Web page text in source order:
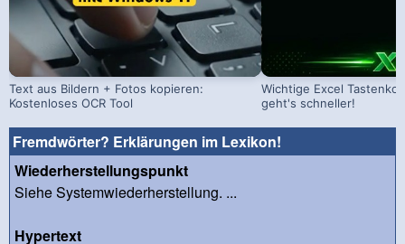
Text aus Bildern + Fotos kopieren:
Kostenloses OCR Tool
Wichtige Excel
geht's schneller!
Fremdwörter? Erklärungen im Lexikon!
Wiederherstellungspunkt
Siehe Systemwiederherstellung. ...
Hypertext